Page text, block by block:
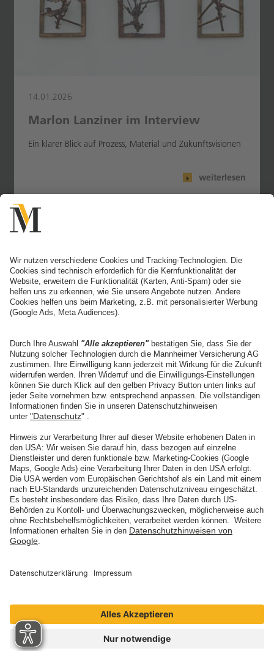
14.01.2026
Marlon Lanziner im Interview
Ein klarer Blick auf Prozess, Material und Zukunftsvisionen
weiterlesen
13.07.2025
HALLENKUNST
Ein Vorgeschmack auf die Ausstellung in Chemnitz
weiterlesen
Impressum Datenschutz
Barrierefreiheit
Vertrag widerrufen
Facebook